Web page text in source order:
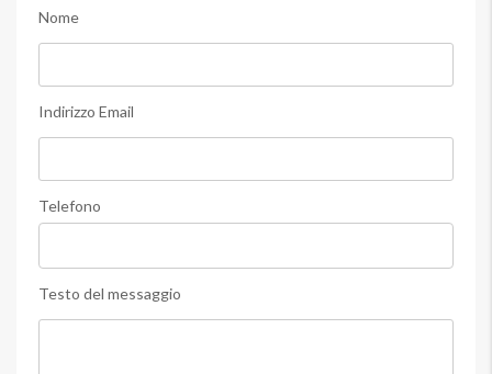
Nome
Indirizzo Email
Telefono
Testo del messaggio